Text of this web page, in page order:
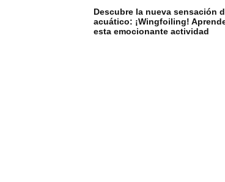
Descubre la nueva sensación
acuático: ¡Wingfoiling!
esta emocionante actividad